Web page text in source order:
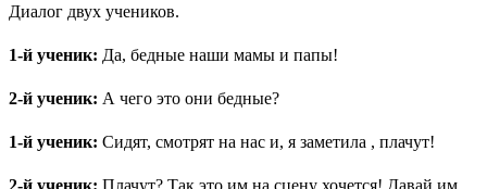
Диалог двух учеников.
1-й ученик: Да, бедные наши мамы и папы!
2-й ученик: А чего это они бедные?
1-й ученик: Сидят, смотрят на нас и, я заметила , плачут!
2-й ученик: Плачут? Так это им на сцену хочется! Давай им